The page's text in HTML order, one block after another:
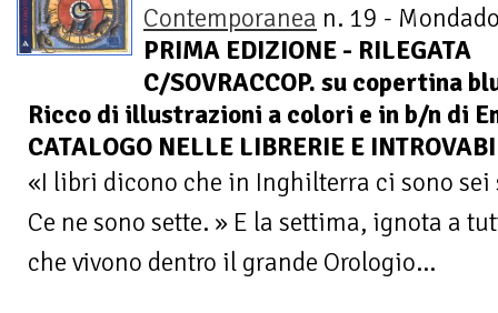
Contemporanea n. 19 -
PRIMA EDIZIONE - RILEGATA
C/SOVRACCOP. su copertina
Ricco di illustrazioni a colori e in b/n di
CATALOGO NELLE LIBRERIE E
«I libri dicono che in Inghilterra ci sono
Ce ne sono sette. » E la settima, ignota a
che vivono dentro il grande Orologio...